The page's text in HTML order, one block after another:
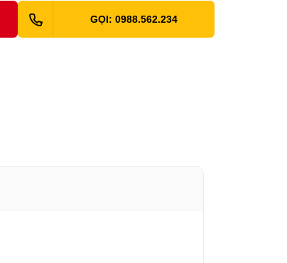
GỌI: 0988.562.234